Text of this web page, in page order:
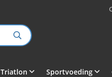
Triatlon Sportvoeding